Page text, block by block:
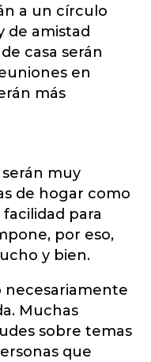
a un círculo
de amistad
casa serán
en
más
muy
de hogar como
para
por eso,
y bien.
necesariamente
Muchas
sobre temas
que